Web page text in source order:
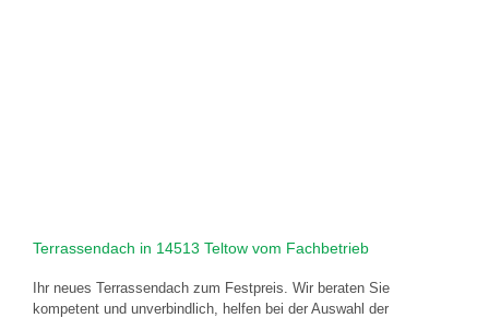
Terrassendach in 14513 Teltow vom Fachbetrieb
Ihr neues Terrassendach zum Festpreis. Wir beraten Sie
kompetent und unverbindlich, helfen bei der Auswahl der